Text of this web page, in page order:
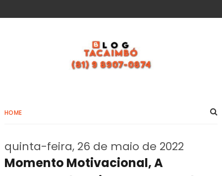
HOME
quinta-feira, 26 de maio de 2022
Momento Motivacional, A